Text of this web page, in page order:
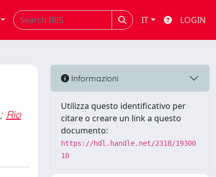
IT LOGIN
; Rio
Informazioni
Utilizza questo identificativo per
citare o creare un link a questo
documento:
https://hdl.handle.net/2318/19300
10